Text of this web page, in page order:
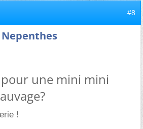
#8
Nepenthes
pour une mini mini
!